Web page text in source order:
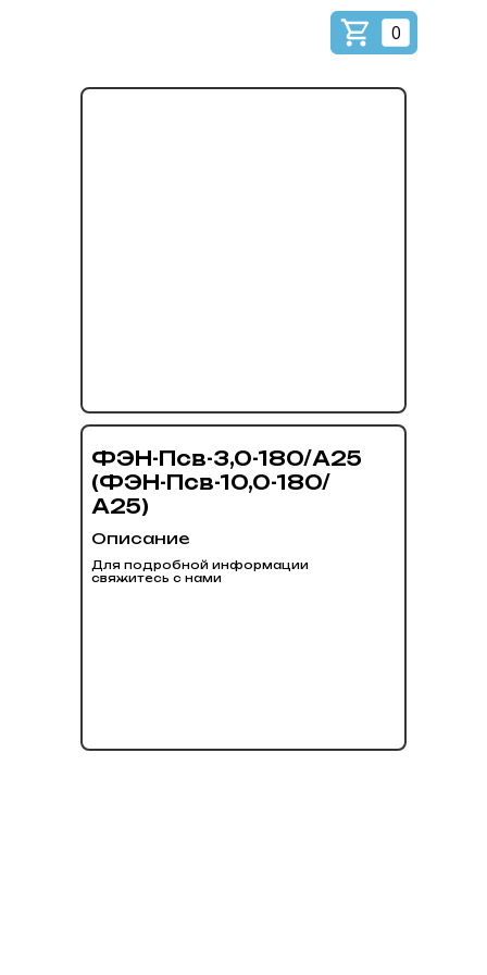
0
ФЭН-Псв-3,0-180/А25
(ФЭН-Псв-10,0-180/
А25)
Описание
Для подробной информации
свяжитесь с нами